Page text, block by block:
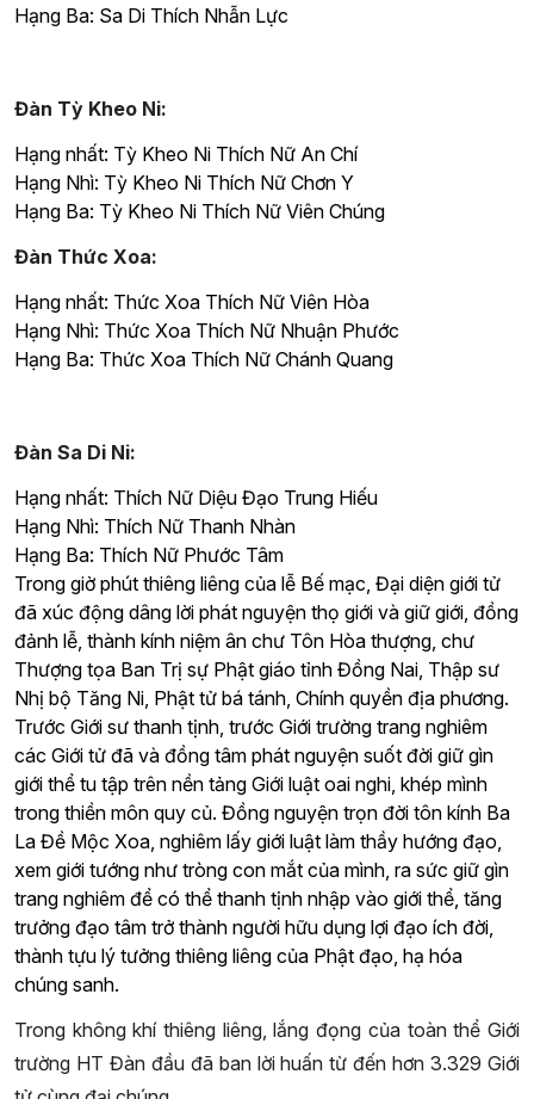
Hạng Ba: Sa Di Thích Nhẫn Lực
Đàn Tỳ Kheo Ni:
Hạng nhất: Tỳ Kheo Ni Thích Nữ An Chí
Hạng Nhì: Tỳ Kheo Ni Thích Nữ Chơn Y
Hạng Ba: Tỳ Kheo Ni Thích Nữ Viên Chúng
Đàn Thức Xoa:
Hạng nhất: Thức Xoa Thích Nữ Viên Hòa
Hạng Nhì: Thức Xoa Thích Nữ Nhuận Phước
Hạng Ba: Thức Xoa Thích Nữ Chánh Quang
Đàn Sa Di Ni:
Hạng nhất: Thích Nữ Diệu Đạo Trung Hiếu
Hạng Nhì: Thích Nữ Thanh Nhàn
Hạng Ba: Thích Nữ Phước Tâm
Trong giờ phút thiêng liêng của lễ Bế mạc, Đại diện giới tử
đã xúc động dâng lời phát nguyện thọ giới và giữ giới, đồng
đảnh lễ, thành kính niệm ân chư Tôn Hòa thượng, chư
Thượng tọa Ban Trị sự Phật giáo tỉnh Đồng Nai, Thập sư
Nhị bộ Tăng Ni, Phật tử bá tánh, Chính quyền địa phương.
Trước Giới sư thanh tịnh, trước Giới trường trang nghiêm
các Giới tử đã và đồng tâm phát nguyện suốt đời giữ gìn
giới thể tu tập trên nền tảng Giới luật oai nghi, khép mình
trong thiền môn quy củ. Đồng nguyện trọn đời tôn kính Ba
La Đề Mộc Xoa, nghiêm lấy giới luật làm thầy hướng đạo,
xem giới tướng như tròng con mắt của mình, ra sức giữ gìn
trang nghiêm để có thể thanh tịnh nhập vào giới thể, tăng
trưởng đạo tâm trở thành người hữu dụng lợi đạo ích đời,
thành tựu lý tưởng thiêng liêng của Phật đạo, hạ hóa
chúng sanh.
Trong không khí thiêng liêng, lắng đọng của toàn thể Giới
trường HT Đàn đầu đã ban lời huấn từ đến hơn 3.329 Giới